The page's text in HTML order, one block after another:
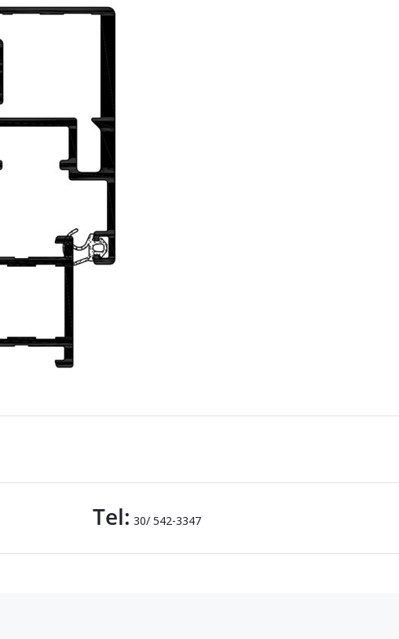
Tel: 30/ 542-3347